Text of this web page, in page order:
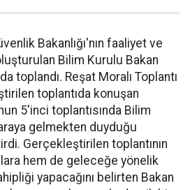
Bakanlığı'nın faaliyet ve
Bilim Kurulu Bakan
toplandı. Reşat Moralı Toplantı
toplantıda konuşan
5'inci toplantısında Bilim
gelmekten duyduğu
Gerçekleştirilen toplantının
hem de geleceğe yönelik
yapacağını belirten Bakan